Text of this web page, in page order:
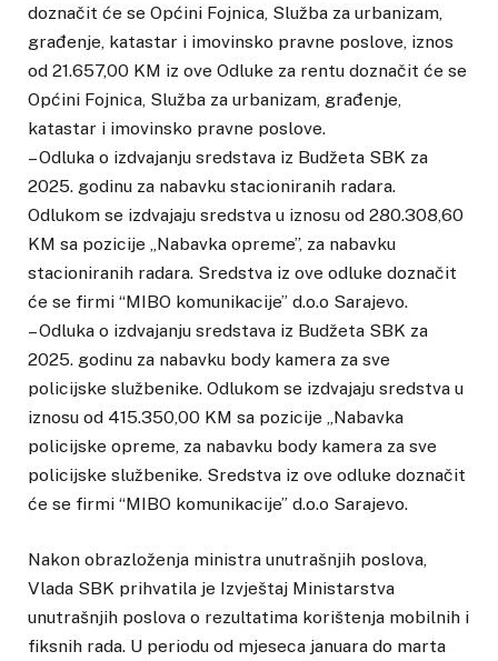
doznačit će se Općini Fojnica, Služba za urbanizam,
građenje, katastar i imovinsko pravne poslove, iznos
od 21.657,00 KM iz ove Odluke za rentu doznačit će se
Općini Fojnica, Služba za urbanizam, građenje,
katastar i imovinsko pravne poslove.
– Odluka o izdvajanju sredstava iz Budžeta SBK za
2025. godinu za nabavku stacioniranih radara.
Odlukom se izdvajaju sredstva u iznosu od 280.308,60
KM sa pozicije „Nabavka opreme”, za nabavku
stacioniranih radara. Sredstva iz ove odluke doznačit
će se firmi “MIBO komunikacije” d.o.o Sarajevo.
– Odluka o izdvajanju sredstava iz Budžeta SBK za
2025. godinu za nabavku body kamera za sve
policijske službenike. Odlukom se izdvajaju sredstva u
iznosu od 415.350,00 KM sa pozicije „Nabavka
policijske opreme, za nabavku body kamera za sve
policijske službenike. Sredstva iz ove odluke doznačit
će se firmi “MIBO komunikacije” d.o.o Sarajevo.
Nakon obrazloženja ministra unutrašnjih poslova,
Vlada SBK prihvatila je Izvještaj Ministarstva
unutrašnjih poslova o rezultatima korištenja mobilnih i
fiksnih rada. U periodu od mjeseca januara do marta